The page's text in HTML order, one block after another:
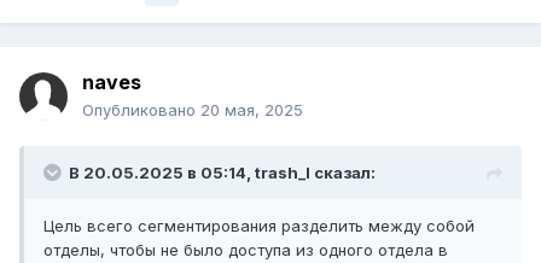
naves
Опубликовано 20 мая, 2025
В 20.05.2025 в 05:14, trash_l сказал:
Цель всего сегментирования разделить между собой
отделы, чтобы не было доступа из одного отдела в